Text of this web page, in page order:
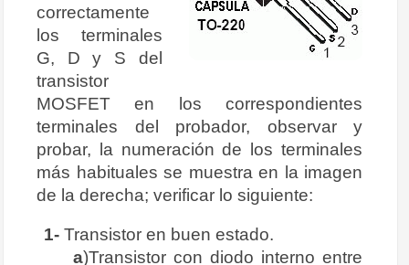
correctamente
los terminales
G, D y S del
transistor
MOSFET en los correspondientes
terminales del probador, observar y
probar, la numeración de los terminales
más habituales se muestra en la imagen
de la derecha; verificar lo siguiente:
1- Transistor en buen estado.
a)Transistor con diodo interno entre